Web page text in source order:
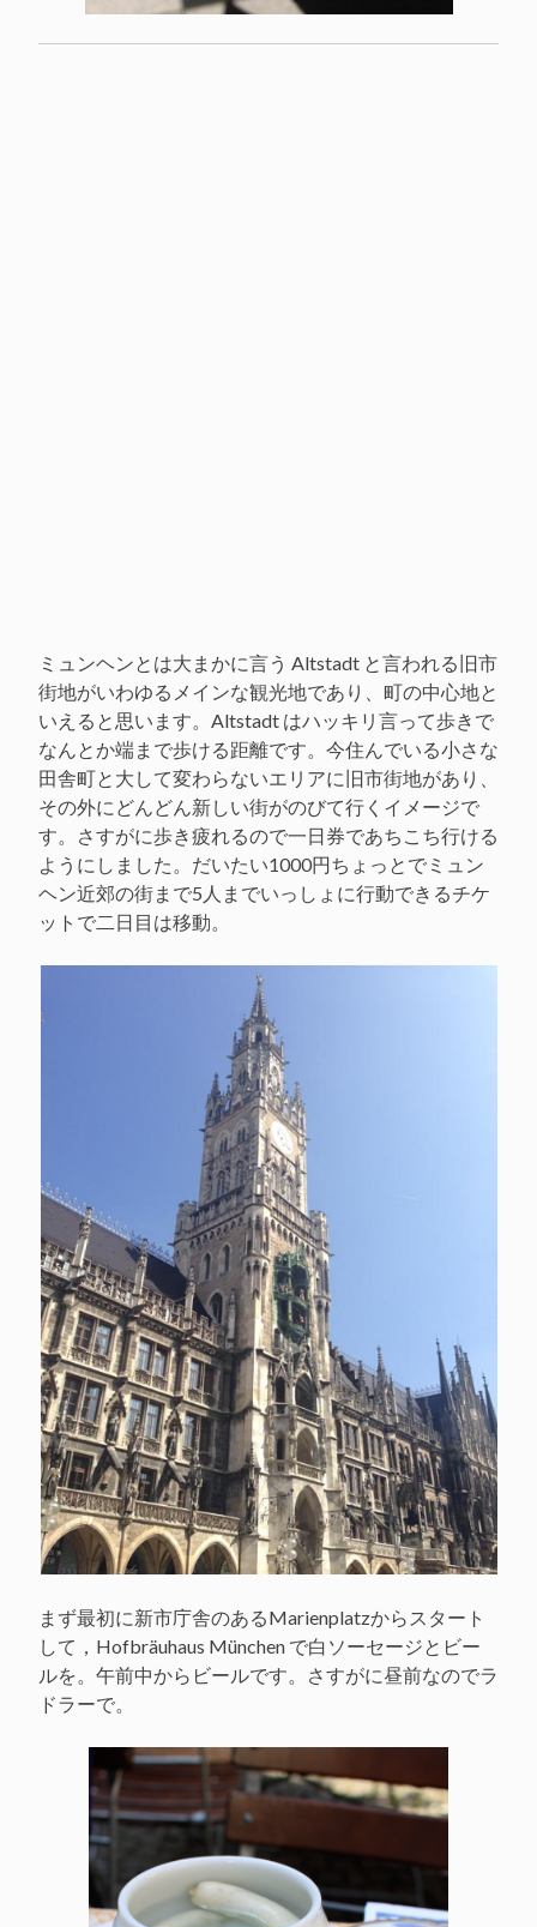
ミュンヘンとは大まかに言う Altstadt と言われる旧市
街地がいわゆるメインな観光地であり、町の中心地と
いえると思います。Altstadt はハッキリ言って歩きで
なんとか端まで歩ける距離です。今住んでいる小さな
田舎町と大して変わらないエリアに旧市街地があり、
その外にどんどん新しい街がのびて行くイメージで
す。さすがに歩き疲れるので一日券であちこち行ける
ようにしました。だいたい1000円ちょっとでミュン
ヘン近郊の街まで5人までいっしょに行動できるチケ
ットで二日目は移動。
まず最初に新市庁舎のあるMarienplatzからスタート
して，Hofbräuhaus München で白ソーセージとビー
ルを。午前中からビールです。さすがに昼前なのでラ
ドラーで。